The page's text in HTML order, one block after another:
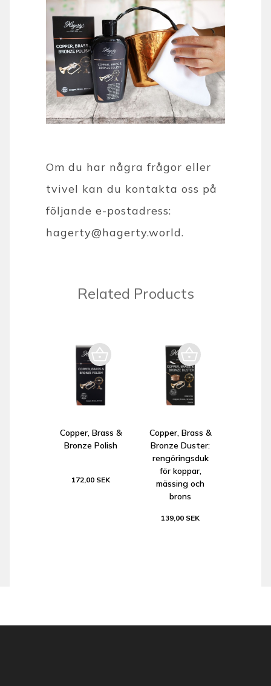
Om du har några frågor eller
tvivel kan du kontakta oss på
följande e-postadress:
hagerty@hagerty.world.
Related Products
Copper, Brass &
Bronze Polish
172,00 SEK
Copper, Brass &
Bronze Duster:
rengöringsduk
för koppar,
mässing och
brons
139,00 SEK